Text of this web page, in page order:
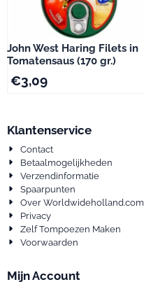
John West Haring Filets in
Tomatensaus (170 gr.)
€3,09
Klantenservice
Contact
Betaalmogelijkheden
Verzendinformatie
Spaarpunten
Over Worldwideholland.com
Privacy
Zelf Tompoezen Maken
Voorwaarden
Mijn Account